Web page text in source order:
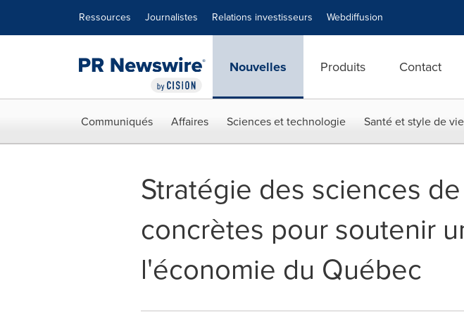
Ressources Journalistes Relations investisseurs Webdiffusion
Nouvelles Produits Contact
Communiqués Affaires Sciences et technologie Santé et style de vie
Stratégie des sciences
concrètes pour soutenir
l'économie du Québec